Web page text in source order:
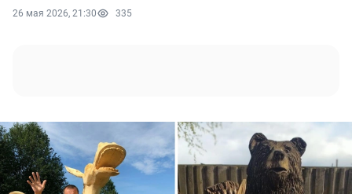
26 мая 2026, 21:30 335